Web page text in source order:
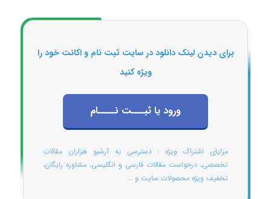
برای دیدن لینک دانلود در سایت ثبت نام و اکانت خود را
ویژه کنید
ورود یا ثبـــت نــــام
مزایای اشتراک ویژه : دسترسی به آرشیو هزاران مقالات
تخصصی، درخواست مقالات فارسی و انگلیسی، مشاوره رایگان،
تخفیف ویژه محصولات سایت و ...